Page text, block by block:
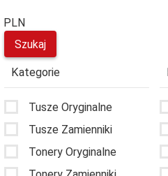
PLN
Kategorie
Tusze Oryginalne
Tusze Zamienniki
Tonery Oryginalne